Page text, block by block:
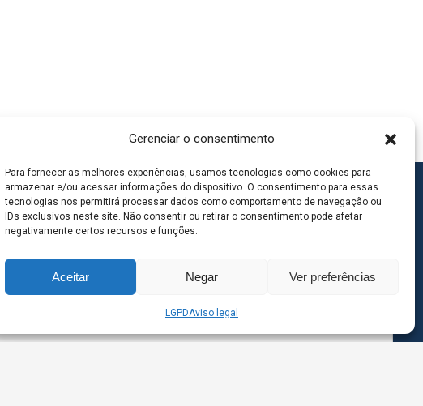
Gerenciar o consentimento
Para fornecer as melhores experiências, usamos tecnologias como cookies para
armazenar e/ou acessar informações do dispositivo. O consentimento para essas
tecnologias nos permitirá processar dados como comportamento de navegação ou
IDs exclusivos neste site. Não consentir ou retirar o consentimento pode afetar
negativamente certos recursos e funções.
Aceitar Negar Ver preferências
LGPDAviso legal